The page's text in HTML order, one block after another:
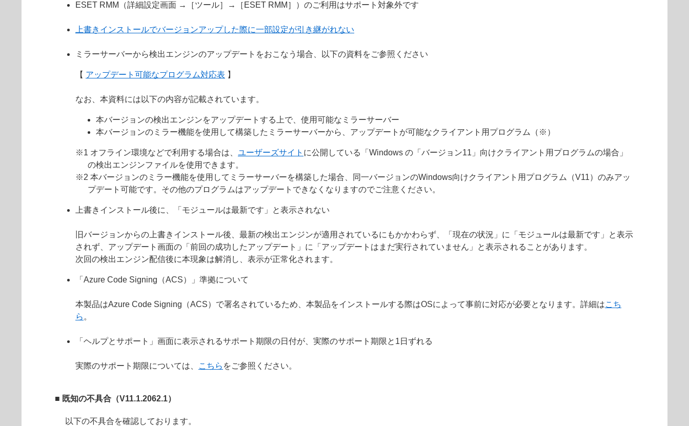
ESET RMM（詳細設定画面 →［ツール］→［ESET RMM］）のご利用はサポート対象外です
上書きインストールでバージョンアップした際に一部設定が引き継がれない
ミラーサーバーから検出エンジンのアップデートをおこなう場合、以下の資料をご参照ください
【 アップデート可能なプログラム対応表 】
なお、本資料には以下の内容が記載されています。
本バージョンの検出エンジンをアップデートする上で、使用可能なミラーサーバー
本バージョンのミラー機能を使用して構築したミラーサーバーから、アップデートが可能なクライアント用プログラム（※）
※1 オフライン環境などで利用する場合は、 ユーザーズサイト に公開している「Windows の「バージョン11」向けクライアント用プログラムの場合」
の検出エンジンファイルを使用できます。
※2 本バージョンのミラー機能を使用してミラーサーバーを構築した場合、同一バージョンのWindows向けクライアント用プログラム（V11）のみアッ
プデート可能です。その他のプログラムはアップデートできなくなりますのでご注意ください。
上書きインストール後に、「モジュールは最新です」と表示されない
旧バージョンからの上書きインストール後、最新の検出エンジンが適用されているにもかかわらず、「現在の状況」に「モジュールは最新です」と表示
されず、アップデート画面の「前回の成功したアップデート」に「アップデートはまだ実行されていません」と表示されることがあります。
次回の検出エンジン配信後に本現象は解消し、表示が正常化されます。
「Azure Code Signing（ACS）」準拠について
本製品はAzure Code Signing（ACS）で署名されているため、本製品をインストールする際はOSによって事前に対応が必要となります。詳細はこち
ら 。
「ヘルプとサポート」画面に表示されるサポート期限の日付が、実際のサポート期限と1日ずれる
実際のサポート期限については、 こちら をご参照ください。
■ 既知の不具合（V11.1.2062.1）
以下の不具合を確認しております。